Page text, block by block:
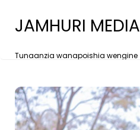
JAMHURI MEDIA
Tunaanzia wanapoishia wengine